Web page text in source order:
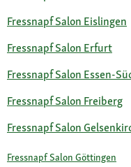
Fressnapf Salon Eislingen
Fressnapf Salon Erfurt
Fressnapf Salon Essen-
Fressnapf Salon Freiberg
Fressnapf Salon
Fressnapf Salon Göttingen